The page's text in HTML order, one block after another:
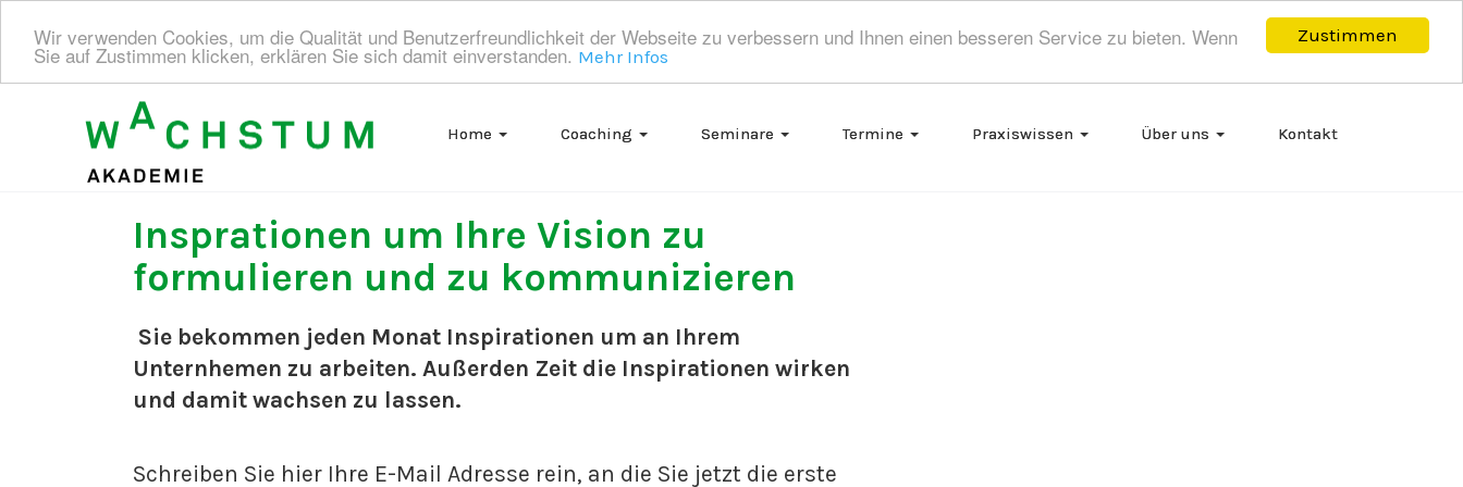
Zustimmen
Wir verwenden Cookies, um die Qualität und Benutzerfreundlichkeit der Webseite zu verbessern und Ihnen einen besseren Service zu bieten. Wenn
Sie auf Zustimmen klicken, erklären Sie sich damit einverstanden. Mehr Infos
Home Coaching Seminare Termine Praxiswissen Über uns Kontakt
Insprationen um Ihre Vision zu
formulieren und zu kommunizieren
Sie bekommen jeden Monat Inspirationen um an Ihrem
Unternhemen zu arbeiten. Außerden Zeit die Inspirationen wirken
und damit wachsen zu lassen.
Schreiben Sie hier Ihre E-Mail Adresse rein, an die Sie jetzt die erste